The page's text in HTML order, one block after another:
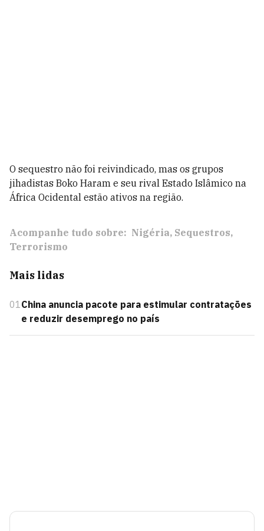
O sequestro não foi reivindicado, mas os grupos
jihadistas Boko Haram e seu rival Estado Islâmico na
África Ocidental estão ativos na região.
Acompanhe tudo sobre: Nigéria Sequestros
Terrorismo
Mais lidas
01China anuncia pacote para estimular contratações
e reduzir desemprego no país